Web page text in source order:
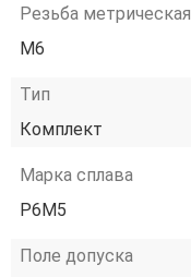
Резьба метрическая
М6
Тип
Комплект
Марка сплава
Р6М5
Поле допуска